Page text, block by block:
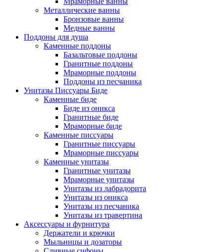
Металлические ванны
Бронзовые ванны
Медные ванны
Поддоны для душа
Каменные поддоны
Базальтовые поддоны
Гранитные поддоны
Мраморные поддоны
Поддоны из песчаника
Унитазы Писсуары Биде
Каменные биде
Биде из оникса
Гранитные биде
Мраморные биде
Каменные писсуары
Гранитные писсуары
Мраморные писсуары
Каменные унитазы
Гранитные унитазы
Мраморные унитазы
Унитазы из лабрадорита
Унитазы из оникса
Унитазы из песчаника
Унитазы из травертина
Аксессуары и фурнитура
Держатели и крючки
Мыльницы и дозаторы